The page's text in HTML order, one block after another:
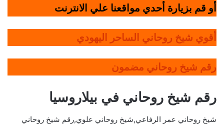
أو قم بزيارة أحدي مواقعنا علي الانترنت
أقوي شيخ روحاني الساحر اليهودي
رقم شيخ روحاني مضمون
رقم شيخ روحاني في بيلاروسيا
شيخ روحاني عمر الرفاعي,شيخ روحاني علوي,رقم شيخ روحاني